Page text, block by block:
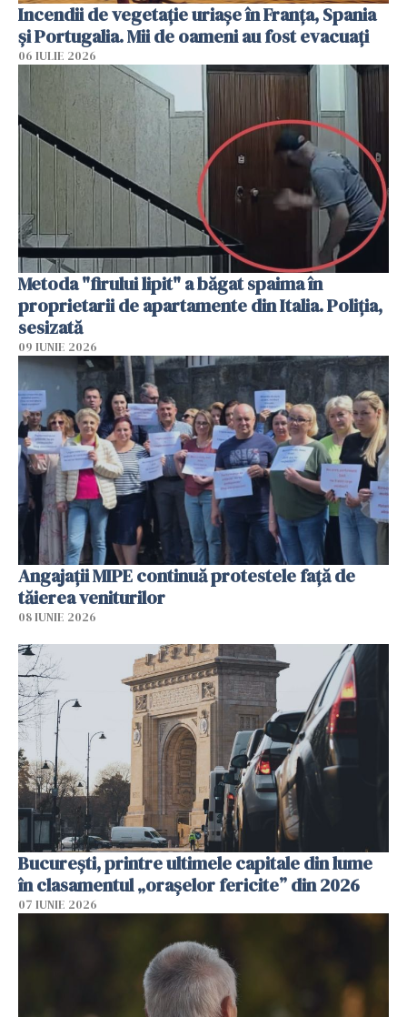
Incendii de vegetație uriașe în Franța, Spania
și Portugalia. Mii de oameni au fost evacuați
06 IULIE 2026
Metoda "firului lipit" a băgat spaima în
proprietarii de apartamente din Italia. Poliția,
sesizată
09 IUNIE 2026
Angajaţii MIPE continuă protestele faţă de
tăierea veniturilor
08 IUNIE 2026
București, printre ultimele capitale din lume
în clasamentul „orașelor fericite” din 2026
07 IUNIE 2026